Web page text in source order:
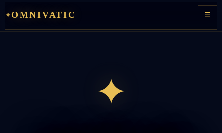
содержимому
✦OMNIVATIC ☰
✦